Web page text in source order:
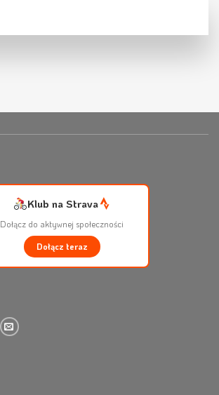
Klub na Strava
Dołącz do aktywnej społeczności
Dołącz teraz